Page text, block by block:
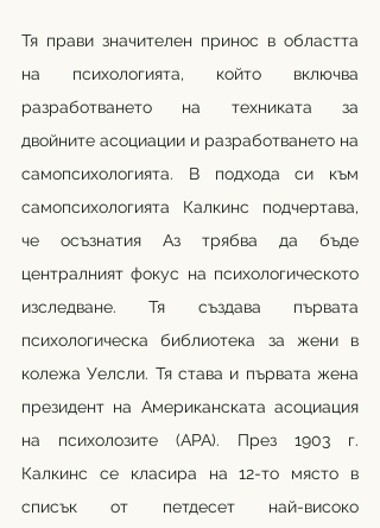
Тя прави значителен принос в областта
на психологията, който включва
разработването на техниката за
двойните асоциации и разработването на
самопсихологията. В подхода си към
самопсихологията Калкинс подчертава,
че осъзнатия Аз трябва да бъде
централният фокус на психологическото
изследване. Тя създава първата
психологическа библиотека за жени в
колежа Уелсли. Тя става и първата жена
президент на Американската асоциация
на психолозите (АРА). През 1903 г.
Калкинс се класира на 12-то място в
списък от петдесет най-високо